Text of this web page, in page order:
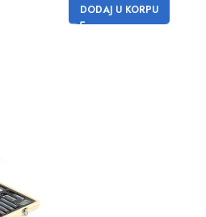
DODAJ U KORPU